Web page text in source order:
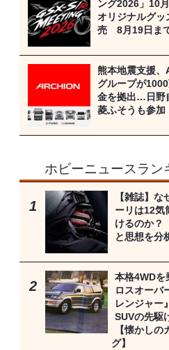
ング2026」10
オリジナルグッ
売 8月19日ま
熊本地震支援、
グループが
金を拠出…日野
菱ふそうも参加
ホビーニュースラン
【雑誌】な
ーリは12気
けるのか
と思想を分
本格4WDを
ロスオーバ
レンジャー
SUVの先駆
【懐かしの
グ】